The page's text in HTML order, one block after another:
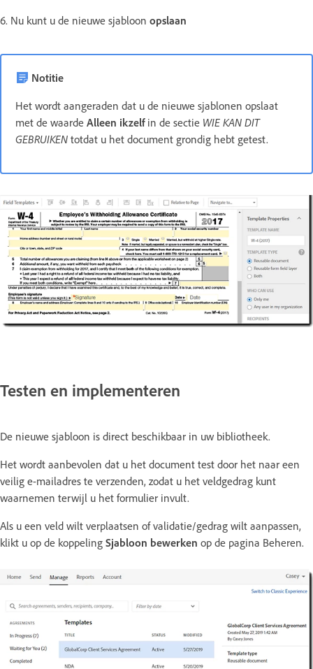
6. Nu kunt u de nieuwe sjabloon opslaan
Notitie
Het wordt aangeraden dat u de nieuwe sjablonen opslaat
met de waarde Alleen ikzelfin de sectie WIE KAN DIT
GEBRUIKEN totdat u het document grondig hebt getest.
Testen en implementeren
De nieuwe sjabloon is direct beschikbaar in uw bibliotheek.
Het wordt aanbevolen dat u het document test door het naar een
veilig e-mailadres te verzenden, zodat u het veldgedrag kunt
waarnemen terwijl u het formulier invult.
Als u een veld wilt verplaatsen of validatie/gedrag wilt aanpassen,
klikt u op de koppeling Sjabloon bewerken op de pagina Beheren.